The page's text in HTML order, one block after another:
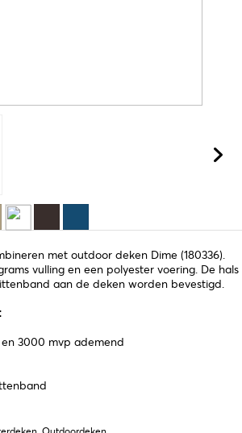
met outdoor deken Dime (180336).
vulling en een polyester voering. De hals
aan de deken worden bevestigd.
3000 mvp ademend